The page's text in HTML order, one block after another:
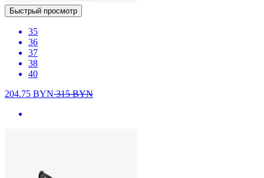
Быстрый просмотр
35
36
37
38
40
204.75 BYN315BYN